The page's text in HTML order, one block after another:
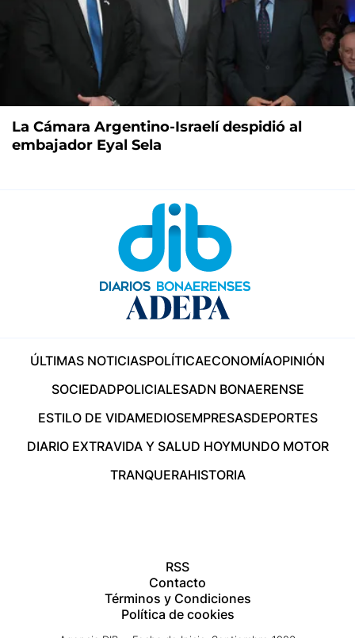
La Cámara Argentino-Israelí despidió al
embajador Eyal Sela
ÚLTIMAS NOTICIASPOLÍTICAECONOMÍAOPINIÓN
SOCIEDADPOLICIALESADN BONAERENSE
ESTILO DE VIDAMEDIOSEMPRESASDEPORTES
DIARIO EXTRAVIDA Y SALUD HOYMUNDO MOTOR
TRANQUERAHISTORIA
RSS
Contacto
Términos y Condiciones
Política de cookies